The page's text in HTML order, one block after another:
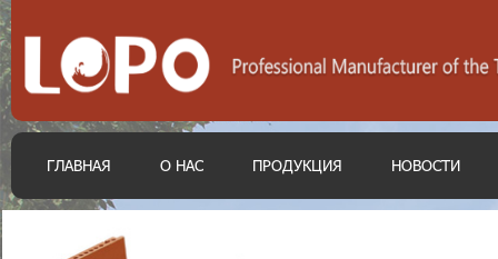
ГЛАВНАЯ О НАС ПРОДУКЦИЯ НОВОСТИ